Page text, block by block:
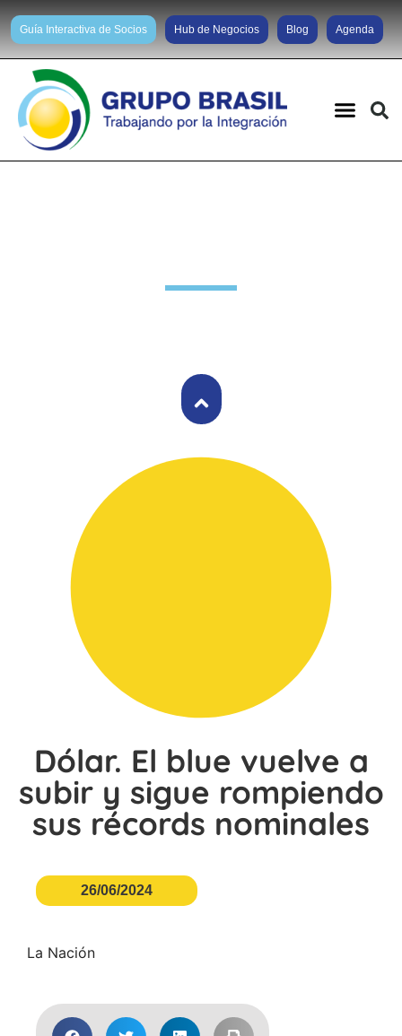
Guía Interactiva de Socios Hub de Negocios Blog Agenda
Dólar. El blue vuelve a
subir y sigue rompiendo
sus récords nominales
26/06/2024
La Nación